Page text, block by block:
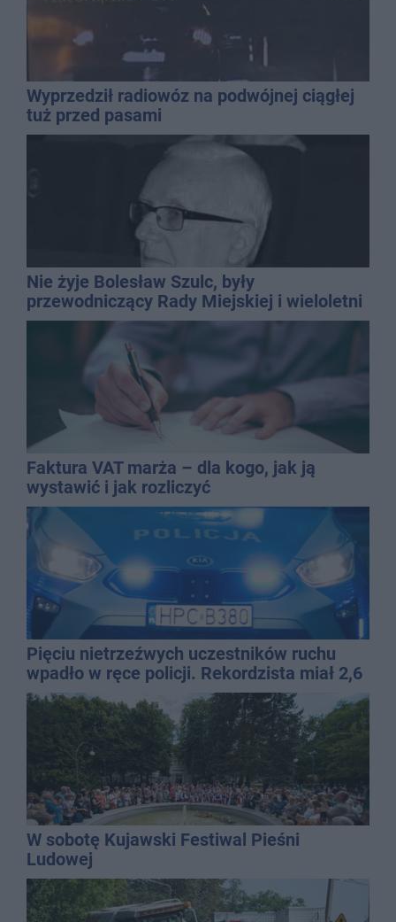
Wyprzedził radiowóz na podwójnej ciągłej
tuż przed pasami
Nie żyje Bolesław Szulc, były
przewodniczący Rady Miejskiej i wieloletni
dyrektor SP 14
Faktura VAT marża – dla kogo, jak ją
wystawić i jak rozliczyć
Pięciu nietrzeźwych uczestników ruchu
wpadło w ręce policji. Rekordzista miał 2,6
promila
W sobotę Kujawski Festiwal Pieśni
Ludowej